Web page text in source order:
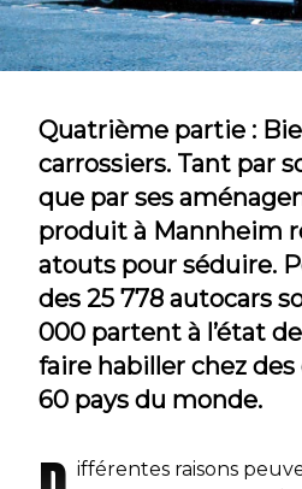
Quatrième partie :
carrossiers. Tant par
que par ses
produit à Mannheim
atouts pour séduire.
des 25 778 autocars
000 partent à l’état
faire habiller chez des
60 pays du monde.
ifférentes raisons